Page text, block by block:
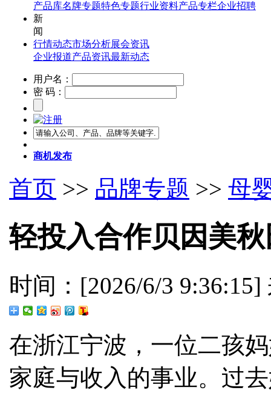
产品库名牌专题特色专题行业资料产品专栏企业招聘
新
闻
行情动态市场分析展会资讯
企业报道产品资讯最新动态
用户名：
密 码：
商机发布
首页 >> 品牌专题 >> 母
轻投入合作贝因美
时间：[2026/6/3 9:36:15]
在浙江宁波，一位二孩
家庭与收入的事业。过